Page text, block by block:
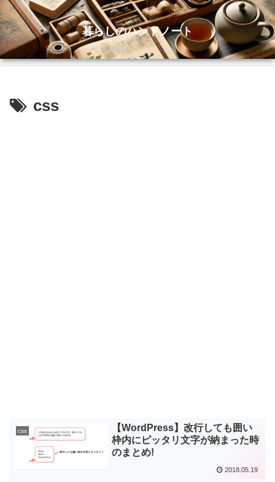
暮らしのハンドノート
css
css
【WordPress】改行しても囲い
枠内にピッタリ文字が納まった時
のまとめ!
2018.05.19